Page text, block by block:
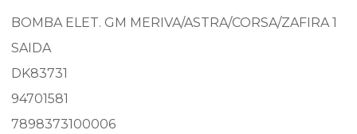
BOMBA ELET. GM MERIVA/ASTRA/CORSA/ZAFIRA 1
SAIDA
DK83731
94701581
7898373100006